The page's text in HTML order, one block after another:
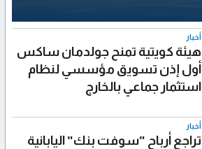
أخبار
هيئة كويتية تمنح جولدمان ساكس
أول إذن تسويق مؤسسي لنظام
استثمار جماعي بالخارج
أخبار
تراجع أرباح "سوفت بنك" اليابانية